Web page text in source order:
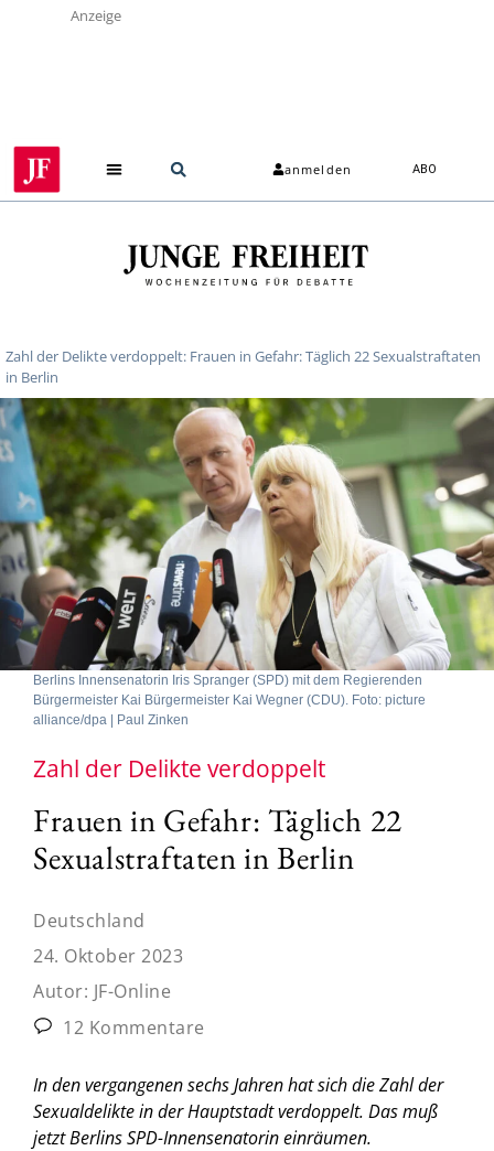
Anzeige
anmelden ABO
Zahl der Delikte verdoppelt: Frauen in Gefahr: Täglich 22 Sexualstraftaten
in Berlin
Berlins Innensenatorin Iris Spranger (SPD) mit dem Regierenden
Bürgermeister Kai Bürgermeister Kai Wegner (CDU). Foto: picture
alliance/dpa | Paul Zinken
Zahl der Delikte verdoppelt
Frauen in Gefahr: Täglich 22
Sexualstraftaten in Berlin
Deutschland
24. Oktober 2023
Autor: JF-Online
12 Kommentare
In den vergangenen sechs Jahren hat sich die Zahl der
Sexualdelikte in der Hauptstadt verdoppelt. Das muß
jetzt Berlins SPD-Innensenatorin einräumen.